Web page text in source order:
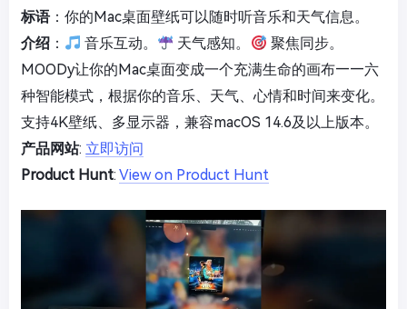
标语：你的Mac桌面壁纸可以随时听音乐和天气信息。
介绍 ： 音乐互动。 天气感知。
聚焦同步。
MOODy让你的Mac桌面变成一个充满生命的画布——六
种智能模式，根据你的音乐、天气、心情和时间来变化。
支持4K壁纸、多显示器，兼容macOS 14.6及以上版本。
产品网站: 立即访问
Product Hunt: View on Product Hunt